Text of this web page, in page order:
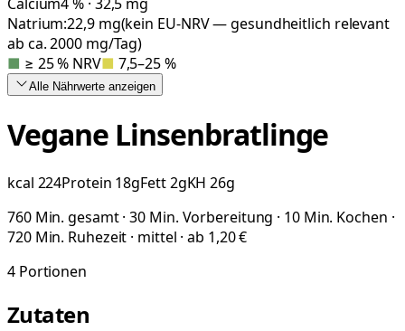
Natrium:22,9mg(kein EU-NRV — gesundheitlich relevant
ab ca. 2000 mg/Tag)
■ ≥ 25 % NRV■ 7,5–25 %
Alle Nährwerte anzeigen
Vegane Linsenbratlinge
kcal 224Protein 18gFett2gKH 26g
760 Min. gesamt · 30 Min. Vorbereitung · 10 Min. Kochen ·
720 Min. Ruhezeit · mittel · ab 1,20 €
4 Portionen
Zutaten